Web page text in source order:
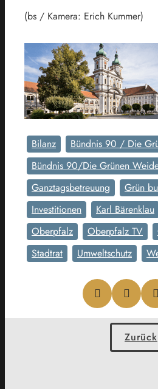
(bs / Kamera: Erich Kummer)
Bilanz
Bündnis 90 / Die
Bündnis 90/Die Grünen
Ganztagsbetreuung
Grün
Investitionen
Karl Bärenklau
Oberpfalz
Oberpfalz TV
Stadtrat
Umweltschutz
Zurück